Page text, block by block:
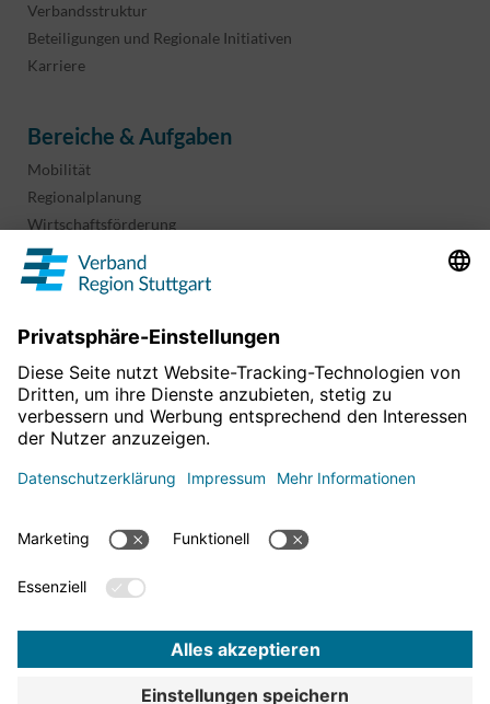
Für mehr News
hier entlang!
Verbandsstruktur
Beteiligungen und Regionale Initiativen
Karriere
Bereiche & Aufgaben
Mobilität
Regionalplanung
Wirtschaftsförderung
Sport und Kultur
Projekte & Programme
Informationen & Downloads
Geoinformation
Datenschutz
Barrierefreiheitserklärung
Bekanntmachungen